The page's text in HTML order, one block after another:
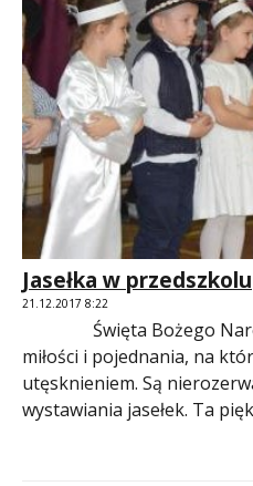
Jasełka w przedszkolu
21.12.2017 8:22
Święta Bożego
miłości i pojednania, na
utęsknieniem. Są
wystawiania jasełek. Ta